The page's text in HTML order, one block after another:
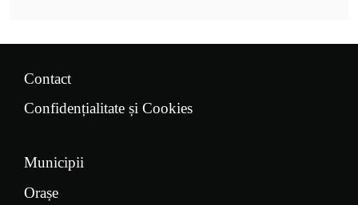
Contact
Confidențialitate și Cookies
Municipii
Orașe